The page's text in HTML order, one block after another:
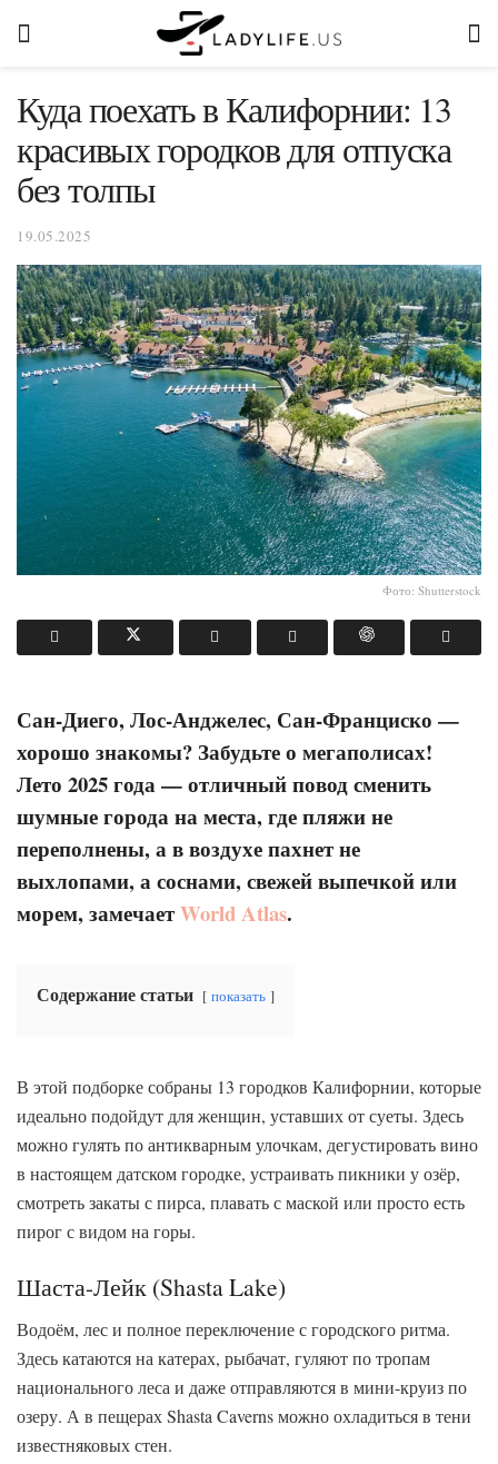
Куда поехать в Калифорнии: 13
красивых городков для отпуска
без толпы
19.05.2025
Фото: Shutterstock
Сан-Диего, Лос-Анджелес, Сан-Франциско —
хорошо знакомы? Забудьте о мегаполисах!
Лето 2025 года — отличный повод сменить
шумные города на места, где пляжи не
переполнены, а в воздухе пахнет не
выхлопами, а соснами, свежей выпечкой или
морем, замечаетWorld Atlas.
Содержание статьи показать
В этой подборке собраны 13 городков Калифорнии, которые
идеально подойдут для женщин, уставших от суеты. Здесь
можно гулять по антикварным улочкам, дегустировать вино
в настоящем датском городке, устраивать пикники у озёр,
смотреть закаты с пирса, плавать с маской или просто есть
пирог с видом на горы.
Шаста-Лейк (Shasta Lake)
Водоём, лес и полное переключение с городского ритма.
Здесь катаются на катерах, рыбачат, гуляют по тропам
национального леса и даже отправляются в мини-круиз по
озеру. А в пещерах Shasta Caverns можно охладиться в тени
известняковых стен.